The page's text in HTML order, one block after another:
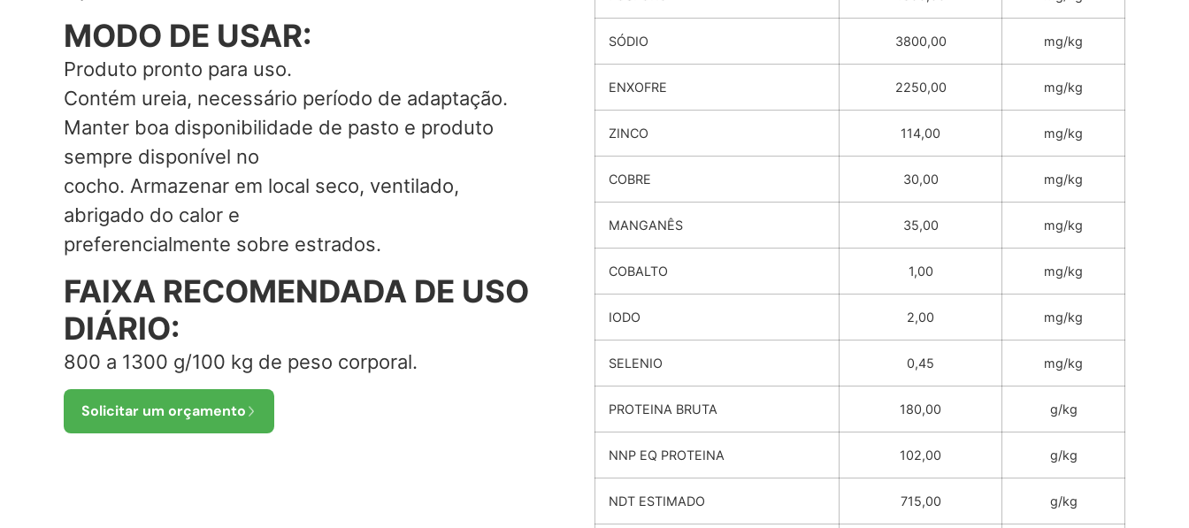
MODO DE USAR:
Produto pronto para uso.
Contém ureia, necessário período de adaptação.
Manter boa disponibilidade de pasto e produto
sempre disponível no
cocho. Armazenar em local seco, ventilado,
abrigado do calor e
preferencialmente sobre estrados.
FAIXA RECOMENDADA DE USO
DIÁRIO:
800 a 1300 g/100 kg de peso corporal.
Solicitar um orçamento
SÓDIO 3800,00 mg/kg
ENXOFRE 2250,00 mg/kg
ZINCO 114,00 mg/kg
COBRE 30,00 mg/kg
MANGANÊS 35,00 mg/kg
COBALTO 1,00 mg/kg
IODO 2,00 mg/kg
SELENIO 0,45 mg/kg
PROTEINA BRUTA 180,00 g/kg
NNP EQ PROTEINA 102,00 g/kg
NDT ESTIMADO 715,00 g/kg